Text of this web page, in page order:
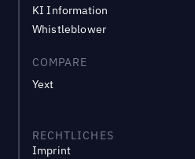
KI Information
Whistleblower
COMPARE
Yext
RECHTLICHES
Imprint